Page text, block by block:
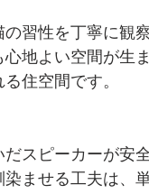
習性を丁寧に観
地よい空間が生
住空間です。
スピーカーが安
ませる工夫は、